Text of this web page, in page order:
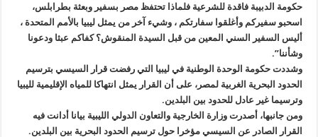
حكومة الدبيبة فاقدة للشرعية فلماذا تحتفظ مصر بسفير وبعثة بطرابلس،
اسحبو سفيركم وأغلقوا سفارتكم ، وشيء آخر من يمثل ليبيا بالأمم المتحدة ،
أليس السفير السني المعين من قبل السيدة المنقوش؟ كفاكم عبثا ودعونا
وشأننا”.
وشددت حكومة الوحدة الوطنية في ليبيا التي رفضت قرار السيسي بترسيم
الحدود البحرية الغربية لمصر، على أن القرار يمثل انتهاكا للمياه الإقليمية لليبيا
وترسيما غير عادل للحدود بين البلدين.
ومن جانبها، أصدرت وزارة الخارجية والتعاون الدولي الليبية بيانا أدانت فيه
القرار الصادر عن السيسي مؤخرا حول ترسيم الحدود البحرية بين البلدين.